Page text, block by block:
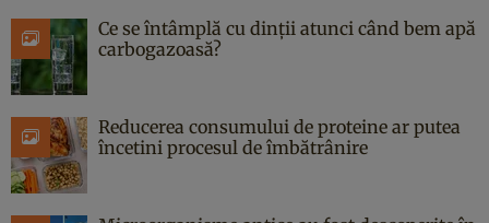
Ce se întâmplă cu dinții atunci când bem apă
carbogazoasă?
Reducerea consumului de proteine ar putea
încetini procesul de îmbătrânire